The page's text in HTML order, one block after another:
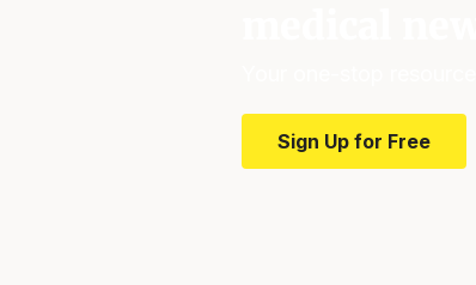
Sign Up for Free